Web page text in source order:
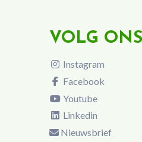
VOLG ONS
Instagram
Facebook
Youtube
Linkedin
Nieuwsbrief